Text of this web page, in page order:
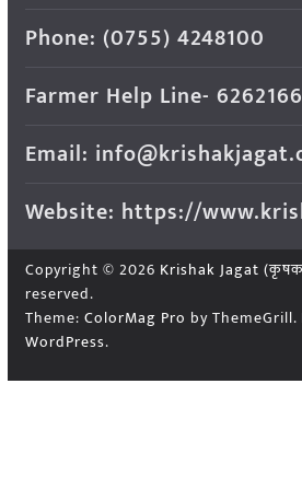
Phone: (0755) 4248100
Farmer Help Line-
Email:
Website: https://
Copyright © 2026 Krishak Jagat
reserved.
Theme: ColorMag Pro by
WordPress.